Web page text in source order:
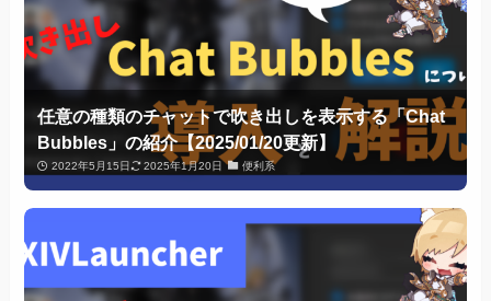
任意の種類のチャットで吹き出しを表示する「Chat
Bubbles」の紹介【2025/01/20更新】
2022年5月15日 2025年1月20日 便利系